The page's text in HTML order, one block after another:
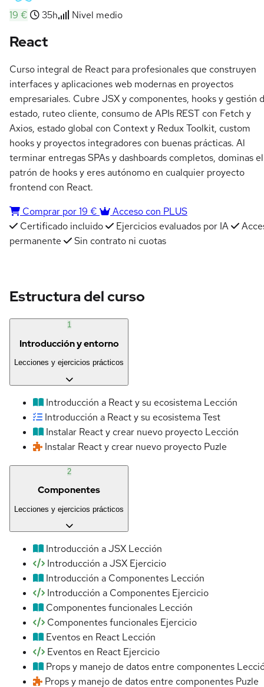
19 € 35h Nivel medio
React
Curso integral de React para profesionales que construyen
interfaces y aplicaciones web modernas en proyectos
empresariales. Cubre JSX y componentes, hooks y gestión
estado, ruteo cliente, consumo de APIs REST con Fetch y
Axios, estado global con Context y Redux Toolkit, custom
hooks y proyectos integradores con buenas prácticas. Al
terminar entregas SPAs y dashboards completos, dominas el
patrón de hooks y eres autónomo en cualquier proyecto
frontend con React.
Comprar por 19 €
Acceso con PLUS
Certificado incluido
Ejercicios evaluados por IA
permanente
Sin contrato ni cuotas
Estructura del curso
1
Introducción y entorno
Lecciones y ejercicios prácticos
Introducción a React y su ecosistema Lección
Introducción a React y su ecosistemaTest
Instalar React y crear nuevo proyecto Lección
Instalar React y crear nuevo proyecto Puzle
2
Componentes
Lecciones y ejercicios prácticos
Introducción a JSX Lección
Introducción a JSX Ejercicio
Introducción a Componentes Lección
Introducción a Componentes Ejercicio
Componentes funcionales Lección
Componentes funcionales Ejercicio
Eventos en React Lección
Eventos en React Ejercicio
Props y manejo de datos entre componentes
Props y manejo de datos entre componentes Puzle